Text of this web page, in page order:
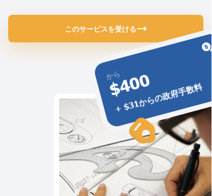
から
$400
+ $31からの政府手数料
このサービスを受ける